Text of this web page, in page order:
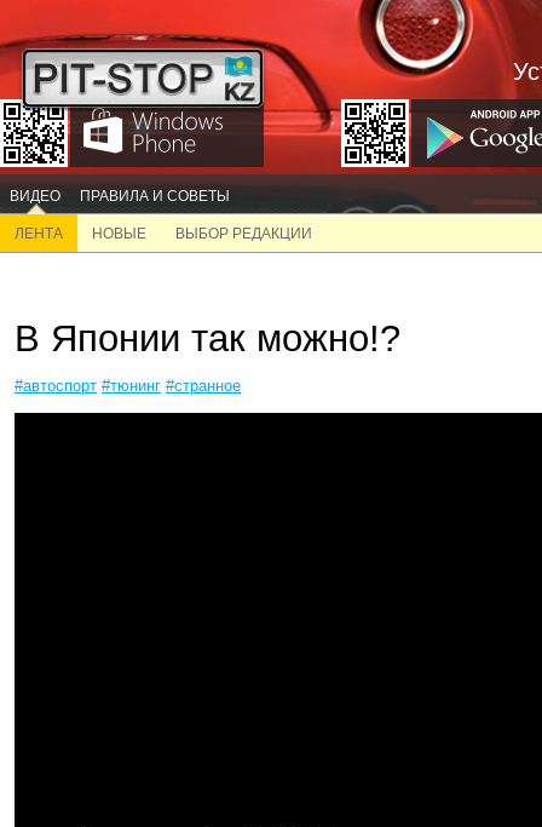
ВИДЕО ПРАВИЛА И СОВЕТЫ
ЛЕНТА НОВЫЕ ВЫБОР РЕДАКЦИИ
В Японии так можно!?
#автоспорт #тюнинг #странное